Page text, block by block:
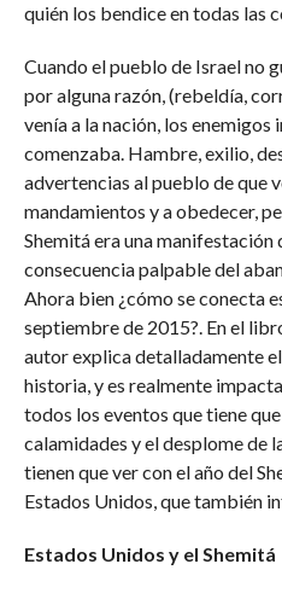
quién los bendice en todas las
Cuando el pueblo de Israel no
por alguna razón, (rebeldía,
venía a la nación, los enemigos
comenzaba. Hambre, exilio,
advertencias al pueblo de que
mandamientos y a obedecer,
Shemitá era una
consecuencia palpable del
Ahora bien ¿cómo se conecta
septiembre de 2015?. En el
autor explica detalladamente
historia, y es realmente
todos los eventos que tiene
calamidades y el desplome de
tienen que ver con el año del
Estados Unidos, que también
Estados Unidos y el Shemitá